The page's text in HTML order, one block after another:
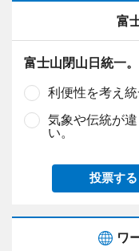
富
富士山閉山日統一
利便性を考え
気象や伝統が
い。
投票する
ワ